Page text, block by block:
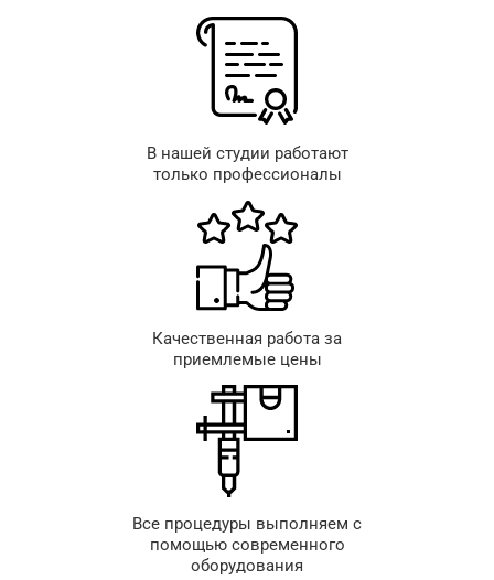
В нашей студии работают
только профессионалы
Качественная работа за
приемлемые цены
Все процедуры выполняем с
помощью современного
оборудования